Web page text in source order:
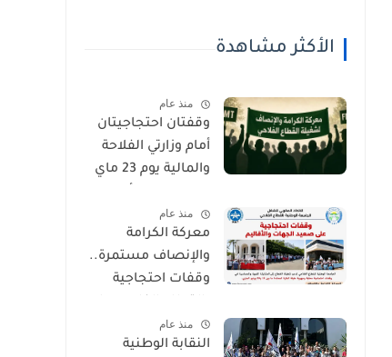
الأكثر مشاهدة
منذ عام
وقفتان احتجاجيتان
أمام وزارتي الفلاحة
والمالية يوم 23 ماي
مطالب شغيلة
القطاع الفلاحي
منذ عام
معركة الكرامة
والإنصاف مستمرة..
وقفات احتجاجية
مستوى الجهات
والأقاليم
منذ عام
النقابة الوطنية